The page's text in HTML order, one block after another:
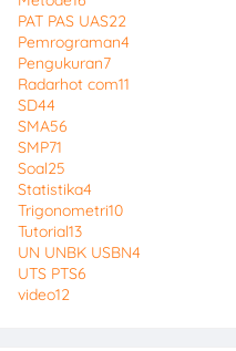
PAT PAS UAS22
Pemrograman4
Pengukuran7
Radarhot com11
SD44
SMA56
SMP71
Soal25
Statistika4
Trigonometri10
Tutorial13
UN UNBK USBN4
UTS PTS6
video12